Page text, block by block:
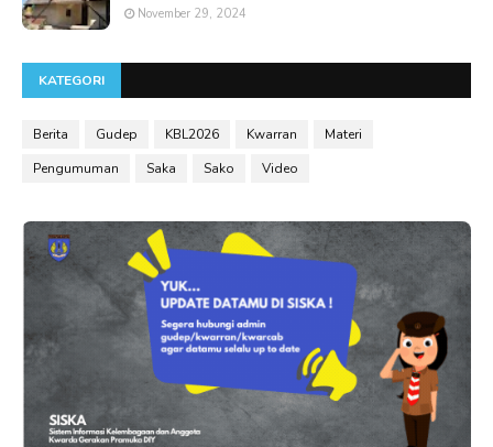
November 29, 2024
KATEGORI
Berita Gudep KBL2026 Kwarran
Materi
Pengumuman
Saka Sako Video